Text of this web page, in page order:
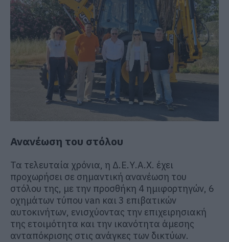
Ανανέωση του στόλου
Τα τελευταία χρόνια, η Δ.Ε.Υ.Α.Χ. έχει
προχωρήσει σε σημαντική ανανέωση του
στόλου της, με την προσθήκη 4 ημιφορτηγών, 6
οχημάτων τύπου van και 3 επιβατικών
αυτοκινήτων, ενισχύοντας την επιχειρησιακή
της ετοιμότητα και την ικανότητα άμεσης
ανταπόκρισης στις ανάγκες των δικτύων.